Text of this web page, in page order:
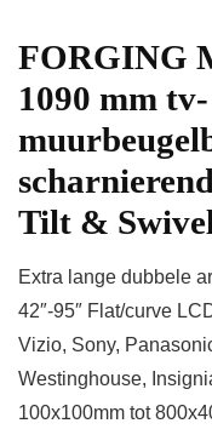
FORGING
1090 mm tv-
Tilt &
Extra lange dubbele
42″-95″ Flat/curve
Vizio, Sony,
Westinghouse,
100x100mm tot